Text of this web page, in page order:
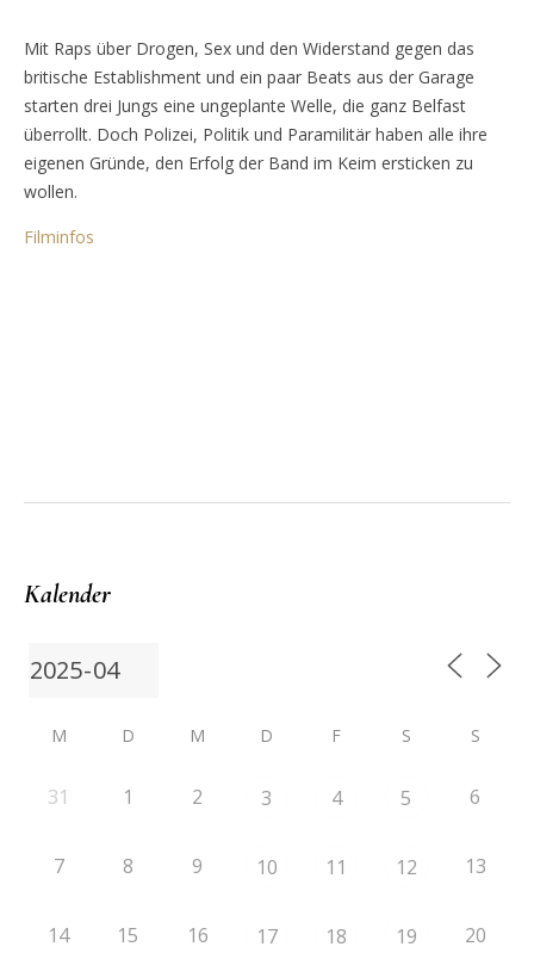
Mit Raps über Drogen, Sex und den Widerstand gegen das
britische Establishment und ein paar Beats aus der Garage
starten drei Jungs eine ungeplante Welle, die ganz Belfast
überrollt. Doch Polizei, Politik und Paramilitär haben alle ihre
eigenen Gründe, den Erfolg der Band im Keim ersticken zu
wollen.
Filminfos
Kalender
M D M D F S S
31 1 2 3 4 5 6
7 8 9 10 11 12 13
14 15 16 17 18 19 20